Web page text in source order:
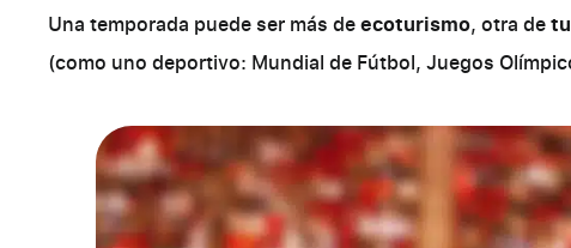
Una temporada puede ser más deecoturismo, otra de
(como uno deportivo: Mundial de Fútbol, Juegos